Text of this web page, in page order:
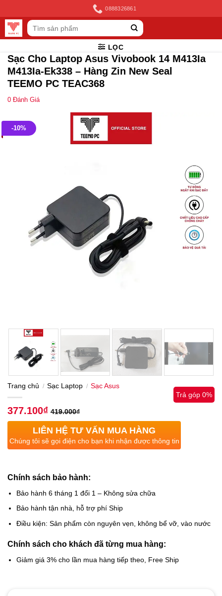
to
content
0888326861
Tìm
kiếm:
LỌC
Sạc Cho Laptop Asus Vivobook 14 M413Ia
M413Ia-Ek338 – Hàng Zin New Seal
TEEMO PC TEAC368
0 Đánh Giá
-10%
Trang chủ / Sạc Laptop / Sạc Asus
377.100₫ 419.000₫
Trả góp 0%
LIÊN HỆ TƯ VẤN MUA HÀNG
Chúng tôi sẽ gọi điện cho bạn khi nhận được thông tin
Chính sách bảo hành:
Bảo hành 6 tháng 1 đổi 1 – Không sửa chữa
Bảo hành tận nhà, hỗ trợ phí Ship
Điều kiện: Sản phẩm còn nguyên vẹn, không bể vỡ, vào nước
Chính sách cho khách đã từng mua hàng:
Giảm giá 3% cho lần mua hàng tiếp theo, Free Ship